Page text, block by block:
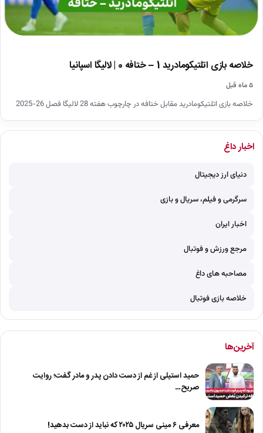
خلاصه بازی اتلتیکومادرید 1 – ختافه 0 | لالیگا اسپانیا
۵ ماه قبل
خلاصه بازی اتلتیکومادرید مقابل ختافه در چارچوب هفته 28 لالیگا فصل 26-2025
اخبار داغ
دنیای ارز دیجیتال
سرگرمی و فیلم، سریال و بازی
اخبار ایران
مرجع ورزش و فوتبال
مصاحبه های داغ
خلاصه بازی فوتبال
آخرین‌ها
حمید استیلی از غم از دست دادن پدر و مادر گفت؛ روایت
صریح…
معرفی ۶ مینی سریال ۲۰۲۵ که نباید از دست بدهید!